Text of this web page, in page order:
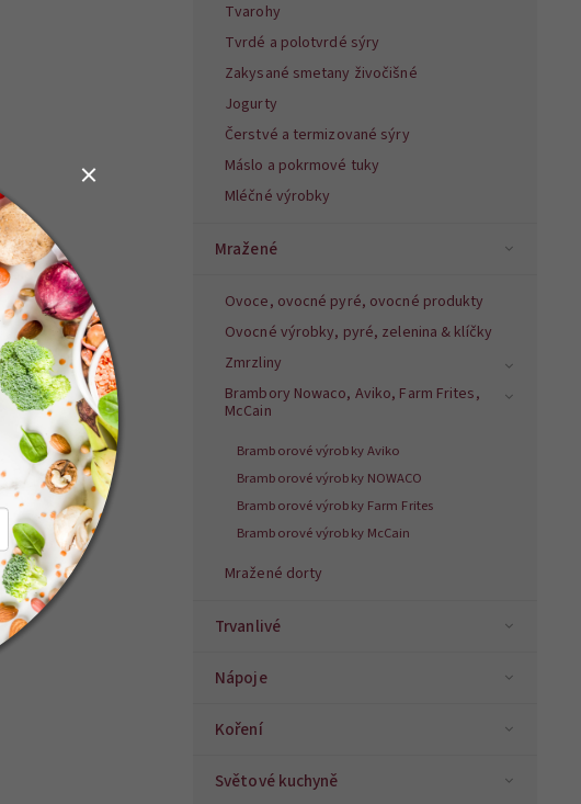
Tvarohy
Tvrdé a polotvrdé sýry
Zakysané smetany živočišné
Jogurty
Čerstvé a termizované sýry
Máslo a pokrmové tuky
Mléčné výrobky
Mražené
Ovoce, ovocné pyré, ovocné produkty
Ovocné výrobky, pyré, zelenina & klíčky
Zmrzliny
Brambory Nowaco, Aviko, Farm Frites,
McCain
Bramborové výrobky Aviko
Bramborové výrobky NOWACO
Bramborové výrobky Farm Frites
Bramborové výrobky McCain
Mražené dorty
Trvanlivé
Nápoje
Koření
Světové kuchyně